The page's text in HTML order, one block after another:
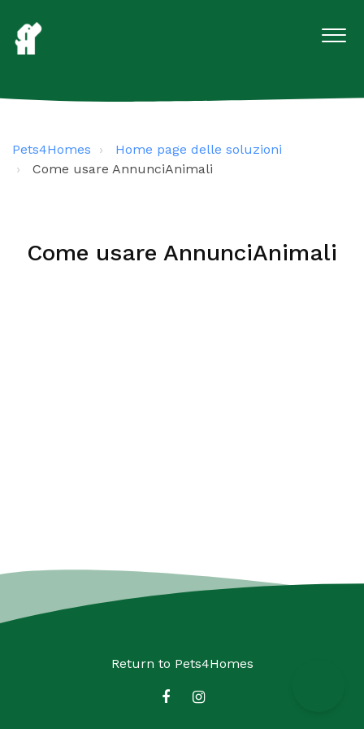
Pets4Homes
Home page delle soluzioni
Come usare AnnunciAnimali
Come usare AnnunciAnimali
Return to Pets4Homes